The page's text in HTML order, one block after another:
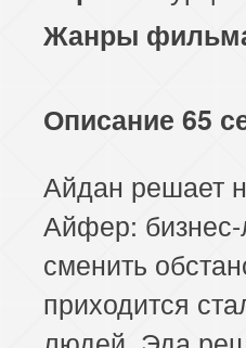
Жанры
Описание 65
Айдан решает
Айфер:
сменить
приходится